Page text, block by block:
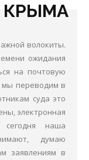
КРЫМА
волокиты.
ожидания
на почтовую
мы переводим в
суда это
электронная
сегодня наша
думаю
заявлениям в